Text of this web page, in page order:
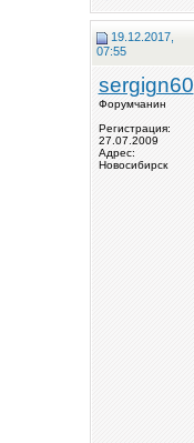
19.12.2017,
07:55
sergign60
Форумчанин
Регистрация:
27.07.2009
Адрес:
Новосибирск